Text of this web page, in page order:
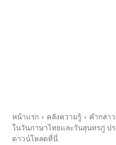
หน้าแรก คลังความรู้
คำกล่า
ในวันภาษาไทยและวันสุนทรภู่ ป
ดาวน์โหลดที่นี่